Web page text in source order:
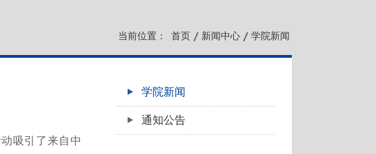
当前位置： 首页 新闻中心 学院新闻
学院新闻
通知公告
吸引了来自中